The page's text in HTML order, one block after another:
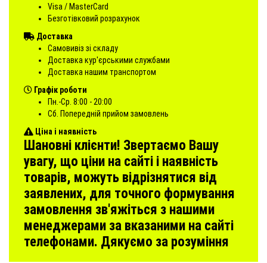
Visa / MasterCard
Безготівковий розрахунок
Доставка
Самовивіз зі складу
Доставка кур'єрськими службами
Доставка нашим транспортом
Графік роботи
Пн.-Ср. 8:00 - 20:00
Сб. Попередній прийом замовлень
Ціна і наявність
Шановні клієнти! Звертаємо Вашу
увагу, що ціни на сайті і наявність
товарів, можуть відрізнятися від
заявлених, для точного формування
замовлення зв'яжіться з нашими
менеджерами за вказаними на сайті
телефонами. Дякуємо за розуміння